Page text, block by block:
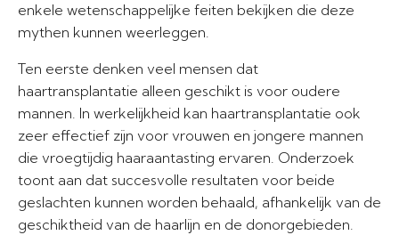
enkele wetenschappelijke feiten bekijken die deze
mythen kunnen weerleggen.
Ten eerste denken veel mensen dat
haartransplantatie alleen geschikt is voor oudere
mannen. In werkelijkheid kan haartransplantatie ook
zeer effectief zijn voor vrouwen en jongere mannen
die vroegtijdig haaraantasting ervaren. Onderzoek
toont aan dat succesvolle resultaten voor beide
geslachten kunnen worden behaald, afhankelijk van de
geschiktheid van de haarlijn en de donorgebieden.